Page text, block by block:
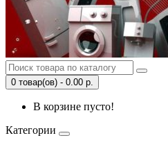
0 товар(ов) - 0.00 р.
В корзине пусто!
Категории